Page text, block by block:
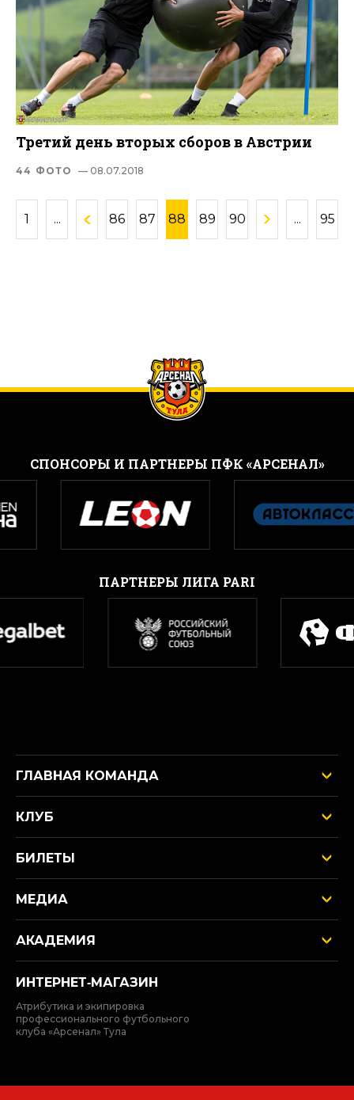
Третий день вторых сборов в Австрии
44 ФОТО — 08.07.2018
1 ... 86 87 88 89 90 ... 95
CПОНСОРЫ И ПАРТНЕРЫ ПФК «АРСЕНАЛ»
ПАРТНЕРЫ ЛИГА PARI
ГЛАВНАЯ КОМАНДА
КЛУБ
БИЛЕТЫ
МЕДИА
АКАДЕМИЯ
ИНТЕРНЕТ‑МАГАЗИН
Атрибутика и экипировка
профессионального футбольного
клуба «Арсенал» Тула